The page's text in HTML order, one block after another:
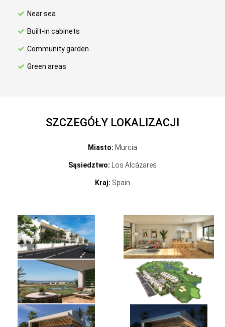
Near sea
Built-in cabinets
Community garden
Green areas
SZCZEGÓŁY LOKALIZACJI
Miasto: Murcia
Sąsiedztwo: Los Alcázares
Kraj: Spain